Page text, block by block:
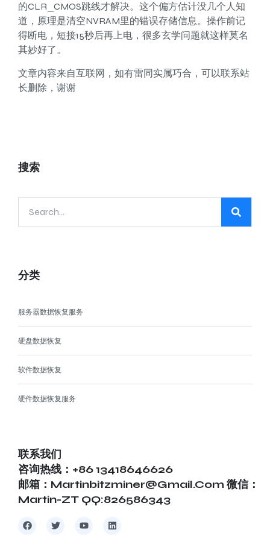
的CLR_CMOS跳线才解决。这个偏方估计没几个人知
道，原理是清空NVRAM里的错误存储信息。操作前记
得断电，短接15秒后再上电，很多玄学问题就这样莫名
其妙好了。
文章内容来自互联网，如有雷同实属巧合，可以联系站
长删除，谢谢
搜索
分类
服务器数据恢复服务
硬盘数据恢复
软件数据恢复
硬件数据恢复服务
联系我们
咨询热线：+86 13418646626
邮箱：martinbitzminer@gmail.com 微信：
Martin-ZT QQ:826586343